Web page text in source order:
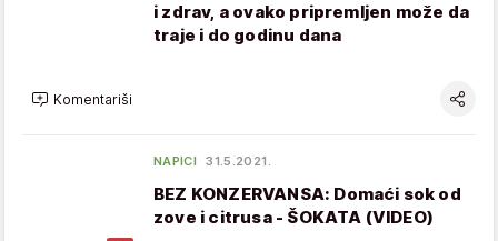
i zdrav, a ovako pripremljen može da
traje i do godinu dana
Komentariši
NAPICI 31.5.2021.
BEZ KONZERVANSA: Domaći sok od
zove i citrusa - ŠOKATA (VIDEO)